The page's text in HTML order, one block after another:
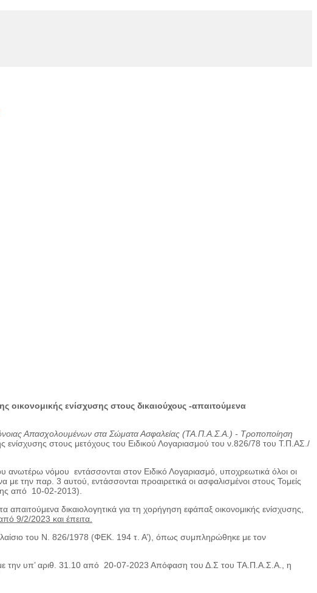
ενίσχυσης στους δικαιούχους -απαιτούμενα
Απασχολουμένων στα Σώματα Ασφαλείας (ΤΑ.Π.Α.Σ.Α.) - Τροποποίηση
ενίσχυσης στους μετόχους του Ειδικού Λογαριασμού του ν.826/78 του Τ.Π.ΑΣ./
ανωτέρω νόμου εντάσσονται στον Ειδικό Λογαριασμό, υποχρεωτικά όλοι οι
την παρ. 3 αυτού, εντάσσονται προαιρετικά οι ασφαλισμένοι στους Τομείς
από 10-02-2013).
δικαιολογητικά για τη χορήγηση εφάπαξ οικονομικής ενίσχυσης,
9/2/2023 και έπειτα.
του Ν. 826/1978 (ΦΕΚ. 194 τ. Α’), όπως συμπληρώθηκε με τον
την υπ’ αριθ. 31.10 από 20-07-2023 Απόφαση του Δ.Σ του ΤΑ.Π.Α.Σ.Α., η